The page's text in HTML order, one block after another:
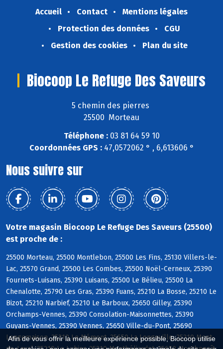
Afin de vous offrir la meilleure expérience possible, Biocoop utilise
Accueil Contact
Mentions légales
Protection des données
CGU
Gestion des cookies
Plan du site
Biocoop Le Refuge Des Saveurs
5 chemin des pierres
25500 Morteau
Téléphone :03 81 64 59 10
Coordonnées GPS :47,0572062 ° , 6,613606 °
Nous suivre sur
Votre magasin Biocoop Le Refuge Des Saveurs (25500)
est proche de :
25500 Morteau, 25500 Montlebon, 25500 Les Fins, 25130 Villers-le-
Lac, 25570 Grand, 25500 Les Combes, 25500 Noël-Cerneux, 25390
Fournets-Luisans, 25390 Luisans, 25500 Le Bélieu, 25500 La
Chenalotte, 25790 Les Gras, 25390 Fuans, 25210 La Bosse, 25210 Le
Bizot, 25210 Narbief, 25210 Le Barboux, 25650 Gilley, 25390
Orchamps-Vennes, 25390 Consolation-Maisonnettes, 25390
Guyans-Vennes, 25390 Vennes, 25650 Ville-du-Pont, 25690
Longemaison, 25210 Le Mémont, 25650 La Longeville, 25210 Mont-